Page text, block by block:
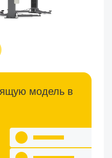
модель в